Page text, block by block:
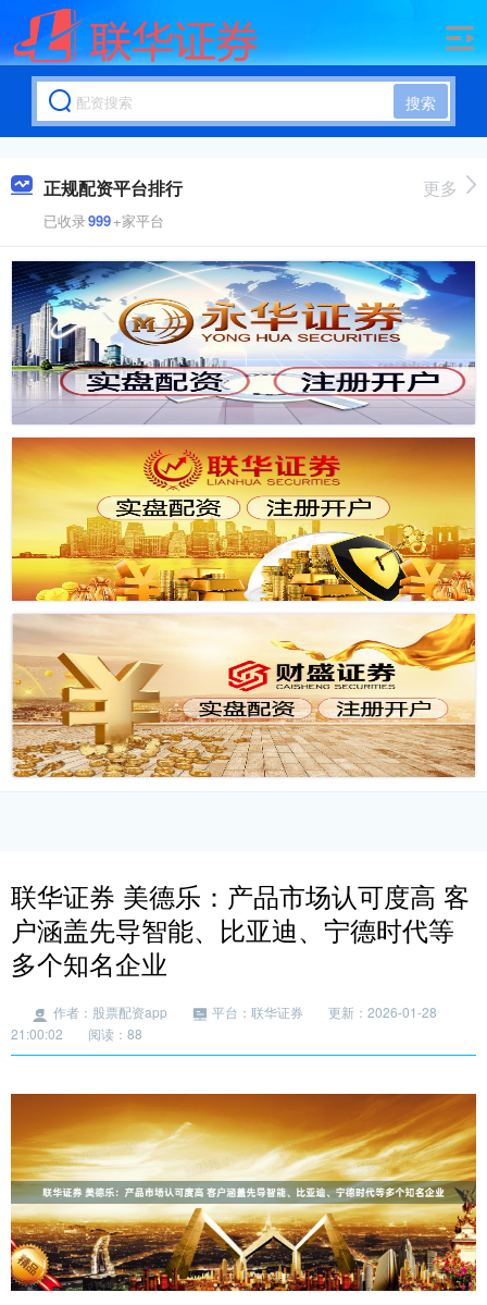
搜索
正规配资平台排行
已收录999+家平台
更多
联华证券 美德乐：产品市场认可度高 客
户涵盖先导智能、比亚迪、宁德时代等
多个知名企业
作者：股票配资app 平台：联华证券
更新：2026-01-28
21:00:02
阅读：88